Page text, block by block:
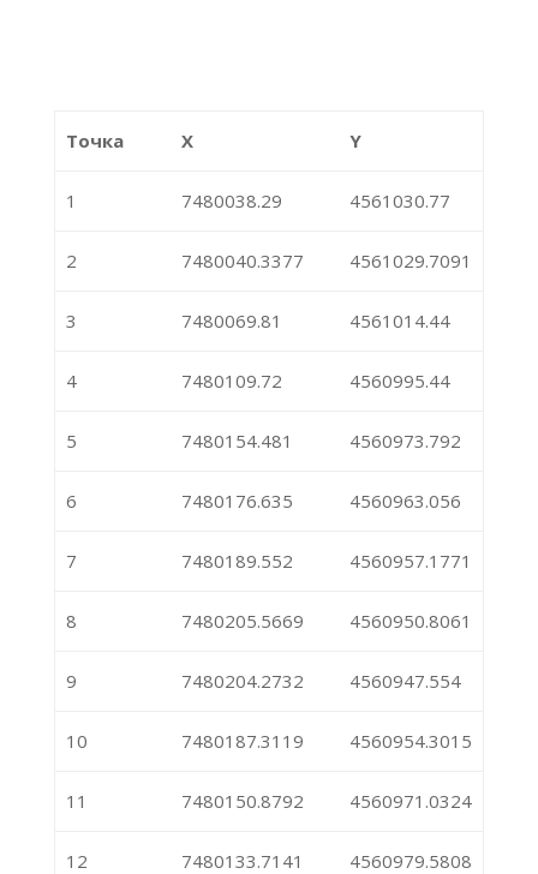
Точка X Y
1 7480038.29 4561030.77
2 7480040.3377 4561029.7091
3 7480069.81 4561014.44
4 7480109.72 4560995.44
5 7480154.481 4560973.792
6 7480176.635 4560963.056
7 7480189.552 4560957.1771
8 7480205.5669 4560950.8061
9 7480204.2732 4560947.554
10 7480187.3119 4560954.3015
11 7480150.8792 4560971.0324
12 7480133.7141 4560979.5808